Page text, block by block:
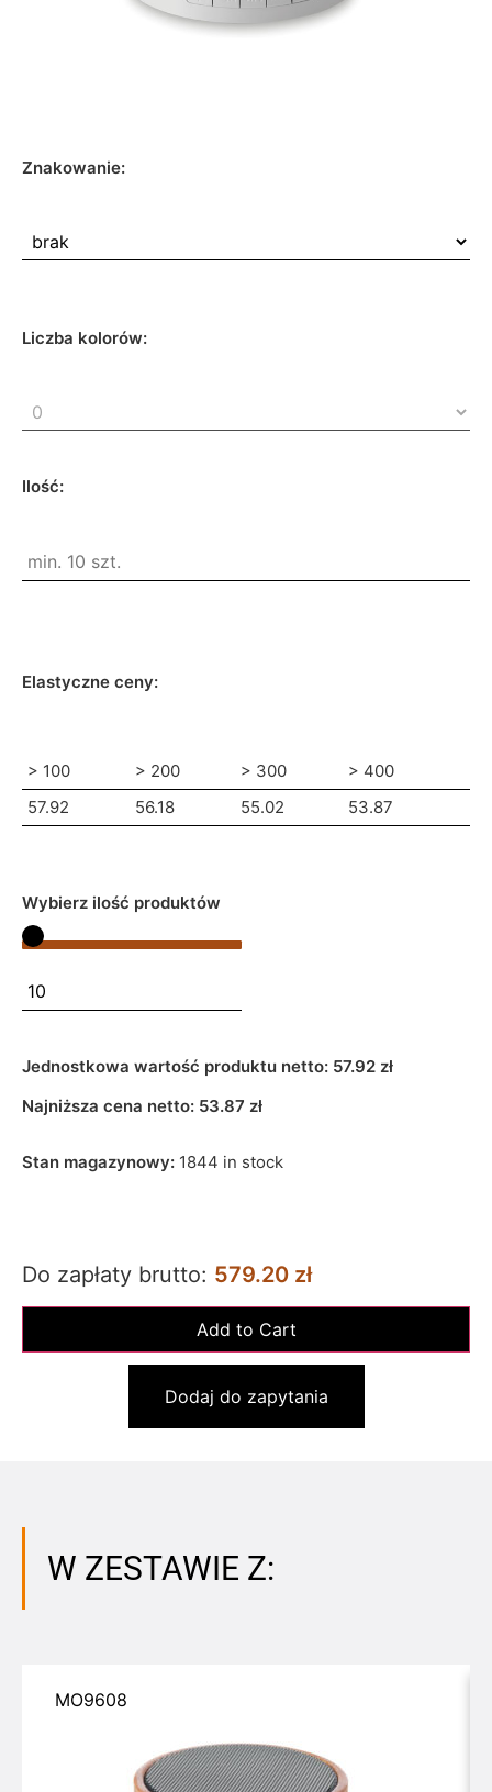
Znakowanie:
Liczba kolorów:
Ilość:
Elastyczne ceny:
> 100 > 200 > 300
> 400
57.92
56.18 55.02 53.87
Wybierz ilość produktów
Jednostkowa wartość produktu netto: 57.92 zł
Najniższa cena netto: 53.87 zł
Stan magazynowy: 1844 in stock
Do zapłaty brutto: 579.20 zł
Dodaj do zapytania
W ZESTAWIE Z:
MO9608